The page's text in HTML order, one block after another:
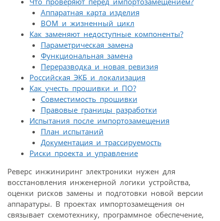
Аппаратная карта изделия
BOM и жизненный цикл
Как заменяют недоступные компоненты?
Параметрическая замена
Функциональная замена
Переразводка и новая ревизия
Российская ЭКБ и локализация
Как учесть прошивки и ПО?
Совместимость прошивки
Правовые границы разработки
Испытания после импортозамещения
План испытаний
Документация и трассируемость
Риски проекта и управление
Реверс инжиниринг электроники нужен для
восстановления инженерной логики устройства,
оценки рисков замены и подготовки новой версии
аппаратуры. В проектах импортозамещения он
связывает схемотехнику, программное обеспечение,